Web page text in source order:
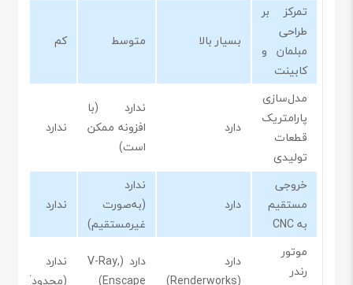
تمرکز بر
طراحی
مبلمان و
کابینت
بسیار بالا متوسط کم
مدل‌سازی
پارامتریک
قطعات
تولیدی
دارد
ندارد (با
افزونه ممکن
است)
ندارد
خروجی
مستقیم
به CNC
دارد
ندارد
(به‌صورت
غیرمستقیم)
ندارد
موتور
رندر
دارد
(Renderworks)
دارد (V-Ray,
Enscape)
ندارد
(محدود)